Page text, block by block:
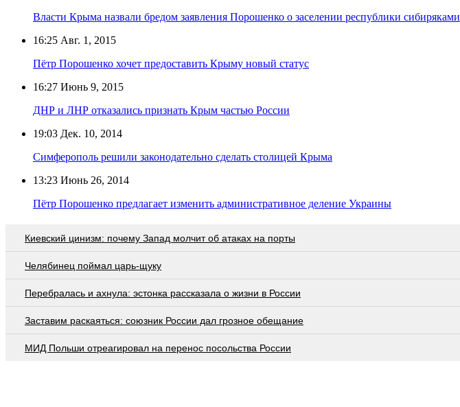
Власти Крыма назвали бредом заявления Порошенко о заселении республики сибиряками
16:25 Авг. 1, 2015
Пётр Порошенко хочет предоставить Крыму новый статус
16:27 Июнь 9, 2015
ДНР и ЛНР отказались признать Крым частью России
19:03 Дек. 10, 2014
Симферополь решили законодательно сделать столицей Крыма
13:23 Июнь 26, 2014
Пётр Порошенко предлагает изменить административное деление Украины
Киевский цинизм: почему Запад молчит об атаках на порты
Челябинец поймал царь-щуку
Перебралась и ахнула: эстонка рассказала о жизни в России
Заставим раскаяться: союзник России дал грозное обещание
МИД Польши отреагировал на перенос посольства России